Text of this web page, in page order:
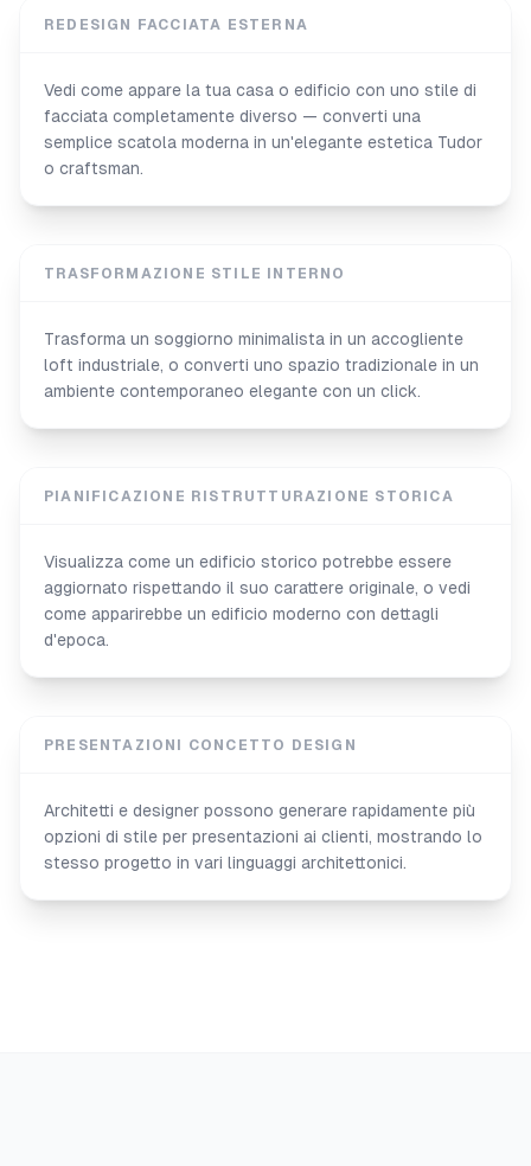
REDESIGN FACCIATA ESTERNA
Vedi come appare la tua casa o edificio con uno stile di
facciata completamente diverso — converti una
semplice scatola moderna in un'elegante estetica Tudor
o craftsman.
TRASFORMAZIONE STILE INTERNO
Trasforma un soggiorno minimalista in un accogliente
loft industriale, o converti uno spazio tradizionale in un
ambiente contemporaneo elegante con un click.
PIANIFICAZIONE RISTRUTTURAZIONE STORICA
Visualizza come un edificio storico potrebbe essere
aggiornato rispettando il suo carattere originale, o vedi
come apparirebbe un edificio moderno con dettagli
d'epoca.
PRESENTAZIONI CONCETTO DESIGN
Architetti e designer possono generare rapidamente più
opzioni di stile per presentazioni ai clienti, mostrando lo
stesso progetto in vari linguaggi architettonici.